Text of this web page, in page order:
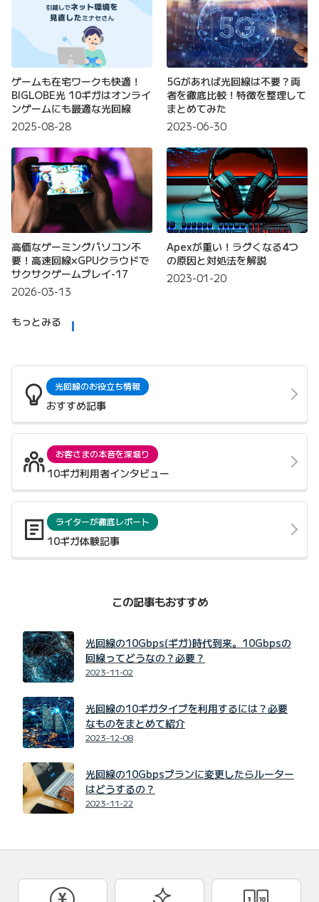
ゲームも在宅ワークも快適！
BIGLOBE光 10ギガはオンライ
ンゲームにも最適な光回線
2025-08-28
5Gがあれば光回線は不要？両
者を徹底比較！特徴を整理して
まとめてみた
2023-06-30
高価なゲーミングパソコン不
要！高速回線×GPUクラウドで
サクサクゲームプレイ-17
2026-03-13
Apexが重い！ラグくなる4つ
の原因と対処法を解説
2023-01-20
もっとみる
光回線のお役立ち情報
おすすめ記事
お客さまの本音を深堀り
10ギガ利用者インタビュー
ライターが徹底レポート
10ギガ体験記事
この記事もおすすめ
光回線の10Gbps(ギガ)時代到来。10Gbpsの
回線ってどうなの？必要？
2023-11-02
光回線の10ギガタイプを利用するには？必要
なものをまとめて紹介
2023-12-08
光回線の10Gbpsプランに変更したらルーター
はどうするの？
2023-11-22